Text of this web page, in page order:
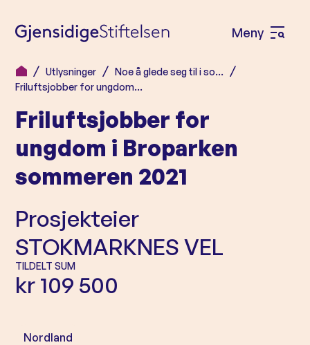
H
p
t
i
i
n
h
o
Meny
Å
p
e
Utlysninger
Noe å glede seg til i so…
Friluftsjobber for ungdom…
Friluftsjobber for
ungdom i Broparken
sommeren 2021
Prosjekteier
STOKMARKNES VEL
TILDELT SUM
kr 109 500
Nordland